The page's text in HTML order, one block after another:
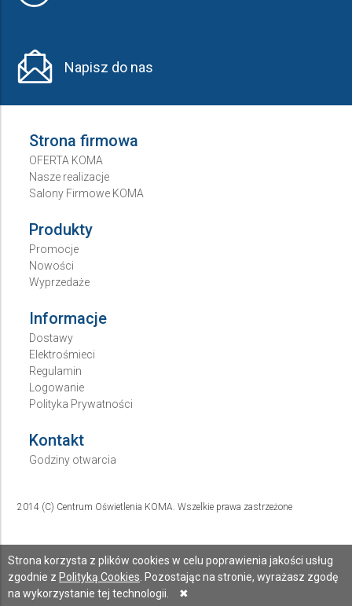
Strona korzysta z plików cookies w celu poprawienia jakości usług
zgodnie z Polityką Cookies . Pozostając na stronie, wyrażasz zgodę
na wykorzystanie tej technologii.
✖
Napisz do nas
Strona firmowa
OFERTA KOMA
Nasze realizacje
Salony Firmowe KOMA
Produkty
Promocje
Nowości
Wyprzedaże
Informacje
Dostawy
Elektrośmieci
Regulamin
Logowanie
Polityka Prywatności
Kontakt
Godziny otwarcia
2014 (C) Centrum Oświetlenia KOMA. Wszelkie prawa zastrzeżone